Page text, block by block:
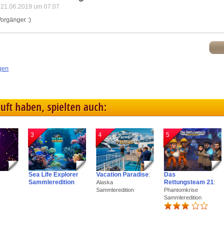
um 07:07
:)
haben, spielten auch:
3
Sea Life Explorer
Sammleredition
4
Vacation Paradise:
Alaska
Sammleredition
5
Das
Rettungsteam 21:
Phantomkrise
Sammleredition